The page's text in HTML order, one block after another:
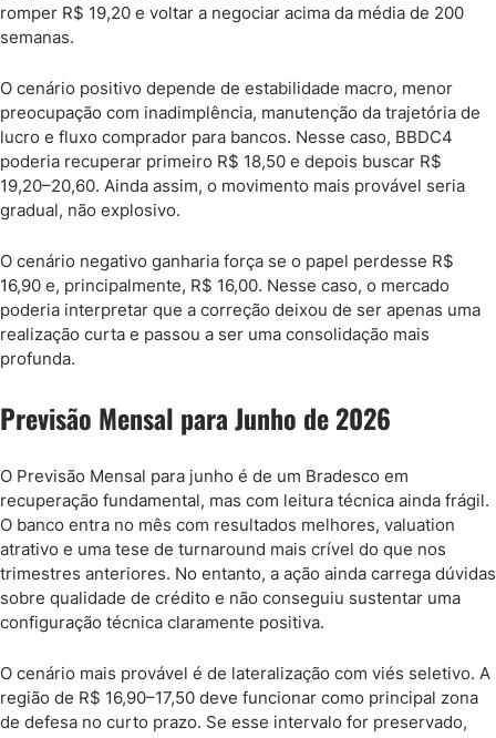
romper R$ 19,20 e voltar a negociar acima da média de 200
semanas.
O cenário positivo depende de estabilidade macro, menor
preocupação com inadimplência, manutenção da trajetória de
lucro e fluxo comprador para bancos. Nesse caso, BBDC4
poderia recuperar primeiro R$ 18,50 e depois buscar R$
19,20–20,60. Ainda assim, o movimento mais provável seria
gradual, não explosivo.
O cenário negativo ganharia força se o papel perdesse R$
16,90 e, principalmente, R$ 16,00. Nesse caso, o mercado
poderia interpretar que a correção deixou de ser apenas uma
realização curta e passou a ser uma consolidação mais
profunda.
Previsão Mensal para Junho de 2026
O Previsão Mensal para junho é de um Bradesco em
recuperação fundamental, mas com leitura técnica ainda frágil.
O banco entra no mês com resultados melhores, valuation
atrativo e uma tese de turnaround mais crível do que nos
trimestres anteriores. No entanto, a ação ainda carrega dúvidas
sobre qualidade de crédito e não conseguiu sustentar uma
configuração técnica claramente positiva.
O cenário mais provável é de lateralização com viés seletivo. A
região de R$ 16,90–17,50 deve funcionar como principal zona
de defesa no curto prazo. Se esse intervalo for preservado,